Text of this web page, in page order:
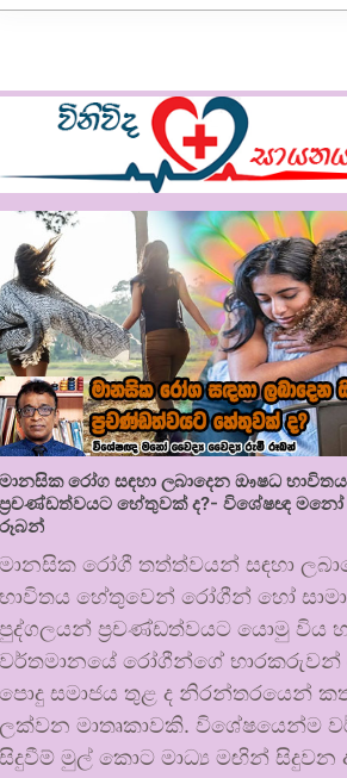
මානසික රෝග සඳහා ලබාදෙන ඖෂධ භාවිතය
ප්‍රචණ්ඩත්වයට හේතුවක් ද?- විශේෂඥ
රූබන්
මානසික රෝගී තත්ත්වයන් සඳහා
භාවිතය හේතුවෙන් රෝගීන් හෝ
පුද්ගලයන් ප්‍රචණ්ඩත්වයට යොමු විය
වර්තමානයේ රෝගීන්ගේ
පොදු සමාජය තුළ ද නිරන්තරයෙන්
ලක්වන මාතෘකාවකි. විශේෂයෙන්ම
සිදුවීම් මුල් කොට මාධ්‍ය මඟින් සිදුවන